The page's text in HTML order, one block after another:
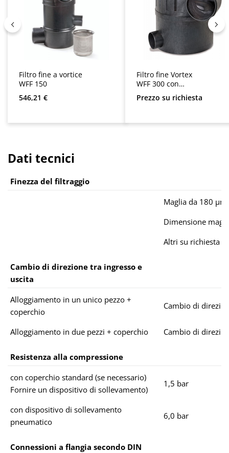
Filtro fine a vortice
WFF 150
Prezzo normale:
546,21 €
Filtro fine Vortex
WFF 300 con
coperchio in
plastica
Prezzo su richiesta
Dati tecnici
Finezza del filtraggio
Maglia da 180 µm
Dimensione
Altri su richiesta
Cambio di direzione tra ingresso e
uscita
Alloggiamento in un unico pezzo +
coperchio
Cambio di
Alloggiamento in due pezzi + coperchio Cambio di
Resistenza alla compressione
con coperchio standard (se necessario)
Fornire un dispositivo di sollevamento)
1,5 bar
con dispositivo di sollevamento
pneumatico
6,0 bar
Connessioni a flangia secondo DIN